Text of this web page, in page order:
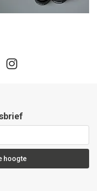
hoogte